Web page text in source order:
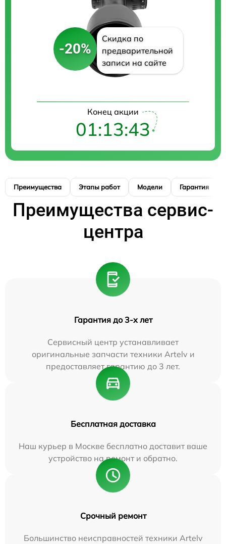
-20%
Скидка по
предварительной
записи на сайте
Конец акции
01:13:42
Преимущества Этапы работ Модели Гарантия
Преимущества сервис-
центра
Гарантия до 3-х лет
Сервисный центр устанавливает
оригинальные запчасти техники Artelv и
предоставляет гарантию до 3 лет.
Бесплатная доставка
Наш курьер в Москве бесплатно доставит ваше
устройство на ремонт и обратно.
Срочный ремонт
Большинство неисправностей техники Artelv